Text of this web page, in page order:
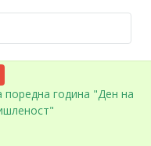
година "Ден на